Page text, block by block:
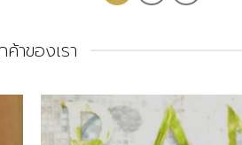
ค้าของเรา